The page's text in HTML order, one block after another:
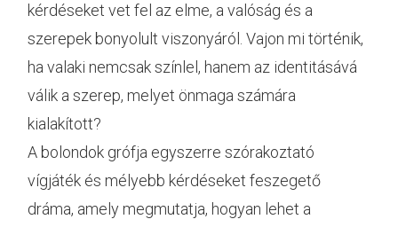
kérdéseket vet fel az elme, a valóság és a
szerepek bonyolult viszonyáról. Vajon mi történik,
ha valaki nemcsak színlel, hanem az identitásává
válik a szerep, melyet önmaga számára
kialakított?
A bolondok grófja egyszerre szórakoztató
vígjáték és mélyebb kérdéseket feszegető
dráma, amely megmutatja, hogyan lehet a